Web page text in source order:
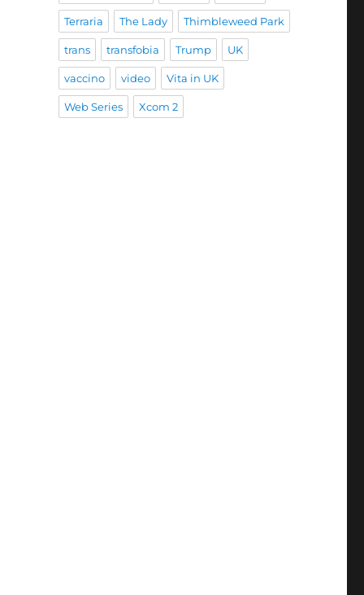
Terraria The Lady Thimbleweed Park
trans transfobia Trump UK
vaccino video Vita in UK
Web Series Xcom 2